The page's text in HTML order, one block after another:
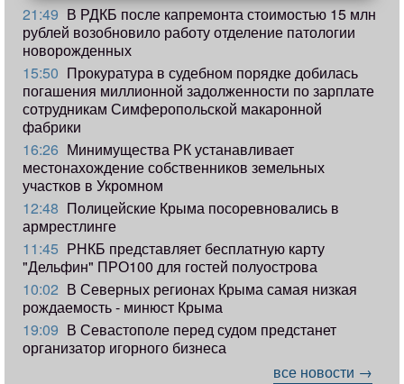
21:49 В РДКБ после капремонта стоимостью 15 млн
рублей возобновило работу отделение патологии
новорожденных
15:50 Прокуратура в судебном порядке добилась
погашения миллионной задолженности по зарплате
сотрудникам Симферопольской макаронной
фабрики
16:26 Минимущества РК устанавливает
местонахождение собственников земельных
участков в Укромном
12:48 Полицейские Крыма посоревновались в
армрестлинге
11:45 РНКБ представляет бесплатную карту
"Дельфин" ПРО100 для гостей полуострова
10:02 В Северных регионах Крыма самая низкая
рождаемость - минюст Крыма
19:09 В Севастополе перед судом предстанет
организатор игорного бизнеса
все новости →